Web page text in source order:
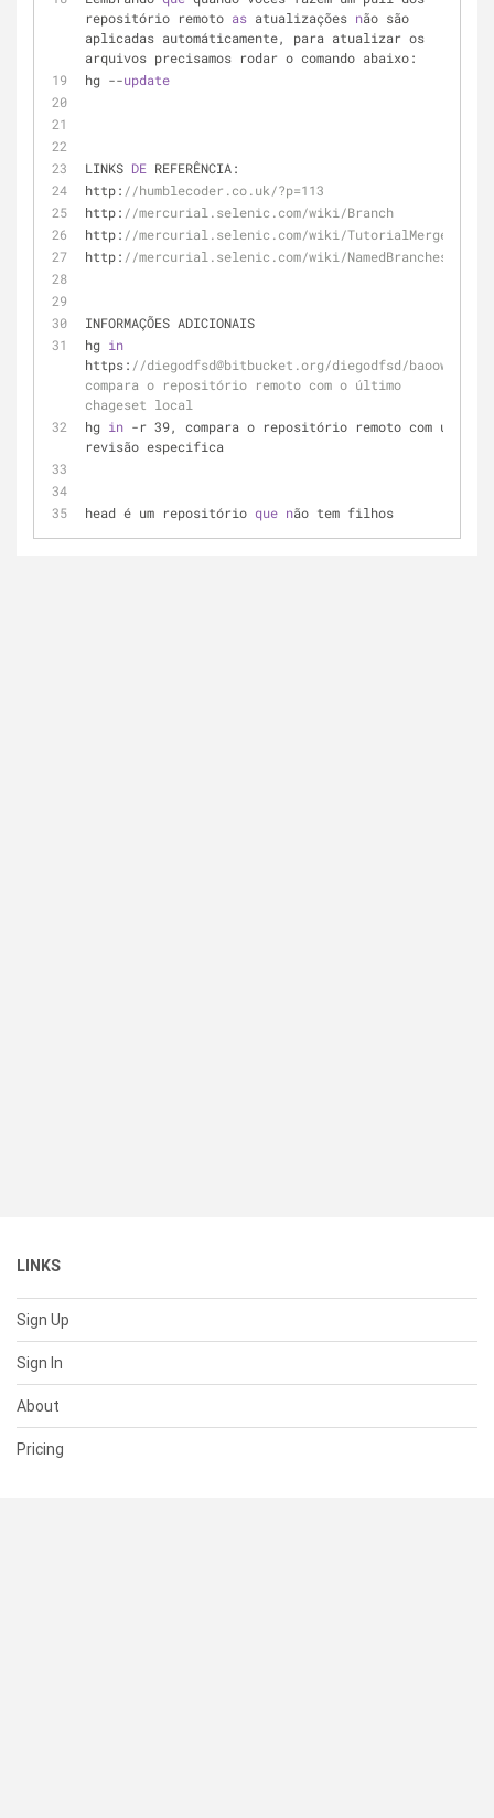
repositório remoto as atualizações não são
aplicadas automáticamente, para atualizar os
arquivos precisamos rodar o comando abaixo:
hg --update
LINKS DE REFERÊNCIA:
http: //humblecoder.co.uk/?p=113
http: //mercurial.selenic.com/wiki/Branch
http: //mercurial.selenic.com/wiki/TutorialMerge
http: //mercurial.selenic.com/wiki/NamedBranches
INFORMAÇÕES ADICIONAIS
hg in
https: //diegodfsd@bitbucket.org/diegodfsd/baoow,
compara o repositório remoto com o último
chageset local
hg in -r 39, compara o repositório remoto com uma
revisão especifica
head é um repositório que não tem filhos
LINKS
Sign Up
Sign In
About
Pricing